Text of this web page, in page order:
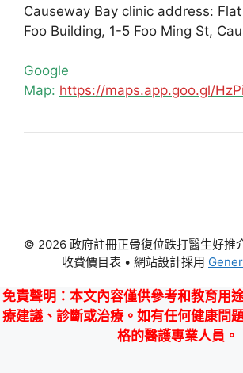
Causeway Bay clinic address:
Foo Building, 1-5 Foo Ming St,
Google
Map: https://maps.app.goo.gl/
© 2026 政府註冊正骨復位跌打醫生好推
收費價目表 • 網站設計採用
免責聲明 ：本文內容僅供參考和教育用
療建議、診斷或治療。如有任何健康問
格的醫護專業人員。